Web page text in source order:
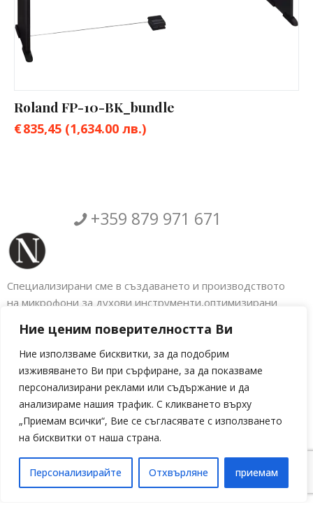
Ние ценим поверителността Ви
Ние използваме бисквитки, за да подобрим
изживяването Ви при сърфиране, за да показваме
персонализирани реклами или съдържание и да
анализираме нашия трафик. С кликването върху
„Приемам всички“, Вие се съгласявате с използването
на бисквитки от наша страна.
Персонализирайте Отхвърляне приемам
Roland FP-10-BK_bundle
€835,45 (1,634.00 лв.)
+359 879 971 671
Специализирани сме в създаването и производството
на микрофони за духови инструменти,оптимизирани
електронното обновяване на голяма гама
индустриални машини. Налбантов Електроникс.
Социални мрежи